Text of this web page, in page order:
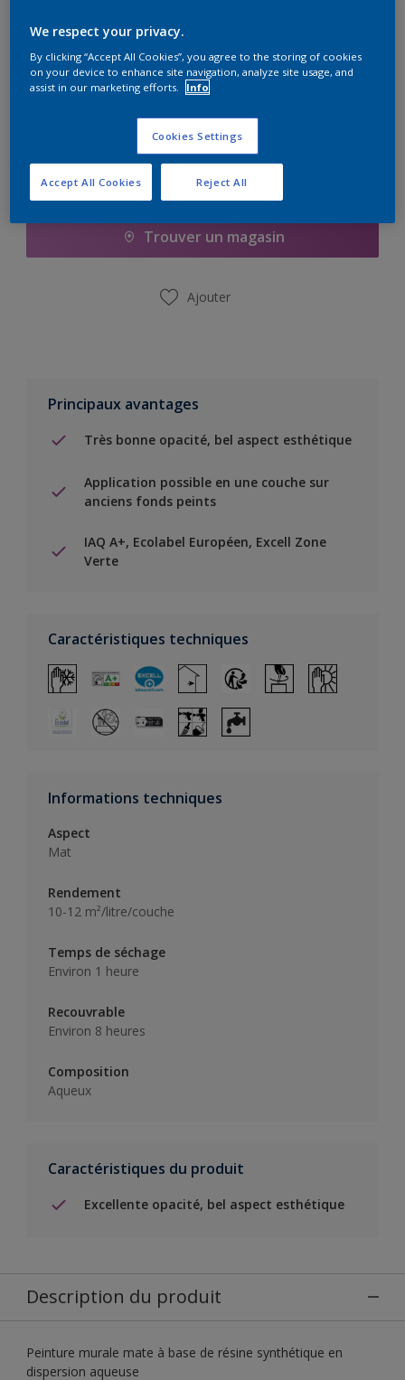
Quantité Calculateur de peinture
Calculer
Ajouter à la liste d’achats
Trouver un magasin
Ajouter
Principaux avantages
Très bonne opacité, bel aspect esthétique
Application possible en une couche sur
anciens fonds peints
IAQ A+, Ecolabel Européen, Excell Zone
Verte
Caractéristiques techniques
Informations techniques
Aspect
Mat
Rendement
10-12 m²/litre/couche
Temps de séchage
Environ 1 heure
Recouvrable
Environ 8 heures
Composition
Aqueux
Caractéristiques du produit
Excellente opacité, bel aspect esthétique
Description du produit
Peinture murale mate à base de résine synthétique en
dispersion aqueuse
We respect your privacy.
By clicking “Accept All Cookies”, you agree to the storing of cookies
on your device to enhance site navigation, analyze site usage, and
assist in our marketing efforts.
Info
Cookies Settings
Reject All
Accept All Cookies